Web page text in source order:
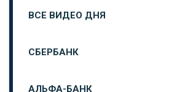
ВСЕ ВИДЕО ДНЯ
СБЕРБАНК
АЛЬФА-БАНК